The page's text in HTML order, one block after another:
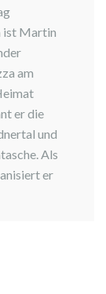
ist Martin
am
er die
und
Als
er